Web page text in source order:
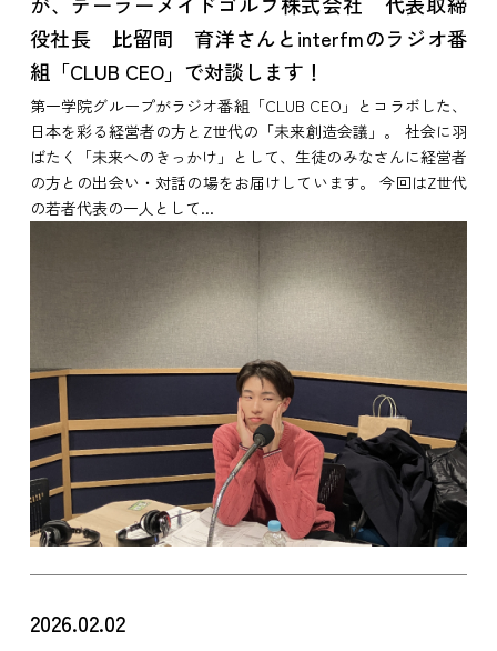
役社長 比留間 育洋さんとinterfmのラジオ番
組「CLUB CEO」で対談します！
第一学院グループがラジオ番組「CLUB CEO」とコラボした、
日本を彩る経営者の方とZ世代の「未来創造会議」。 社会に羽
ばたく「未来へのきっかけ」として、生徒のみなさんに経営者
の方との出会い・対話の場をお届けしています。 今回はZ世代
の若者代表の一人として...
2026.02.02